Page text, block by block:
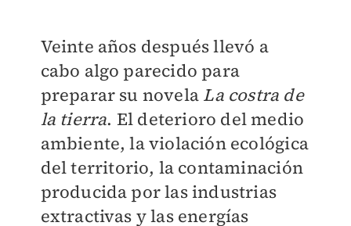
Veinte años después llevó a
cabo algo parecido para
preparar su novela La costra de
la tierra. El deterioro del medio
ambiente, la violación ecológica
del territorio, la contaminación
producida por las industrias
extractivas y las energías